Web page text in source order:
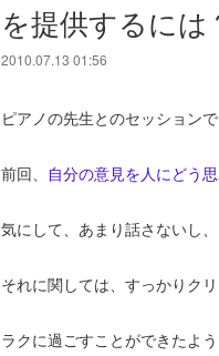
を提供するには
2010.07.13 01:56
ピアノの先生とのセッションで
前回、 自分の意見を人にどう
気にして、あまり話さないし
それに関しては、すっかりク
ラクに過ごすことができたよ